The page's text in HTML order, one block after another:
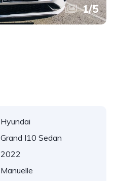
1/5
Hyundai
Grand I10 Sedan
2022
Manuelle